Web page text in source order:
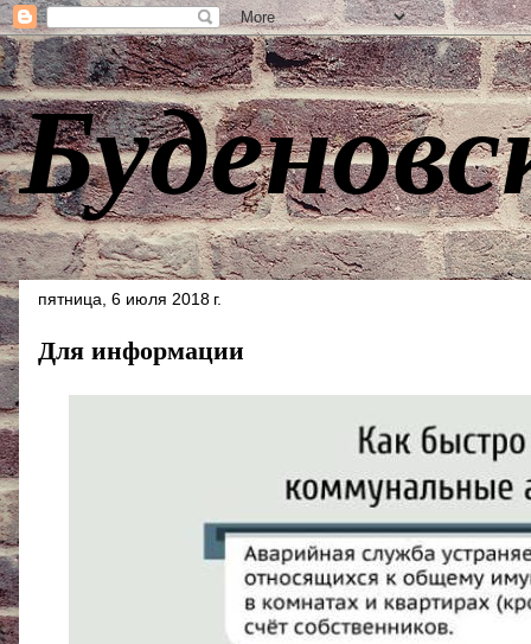
пятница, 6 июля 2018 г.
Для информации